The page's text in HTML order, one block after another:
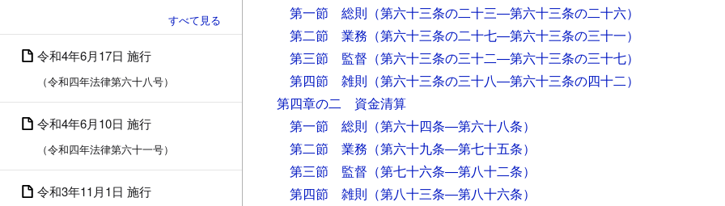
令和4年6月17日 施行
（令和四年法律第六十八号）
令和4年6月10日 施行
（令和四年法律第六十一号）
令和3年11月1日 施行
第一節 総則 （第六十三条の二十三―第六十三条の二十六）
第二節 業務 （第六十三条の二十七―第六十三条の三十一）
第三節 監督 （第六十三条の三十二―第六十三条の三十七）
第四節 雑則 （第六十三条の三十八―第六十三条の四十二）
第四章の二 資金清算
第一節 総則 （第六十四条―第六十八条）
第二節 業務 （第六十九条―第七十五条）
第三節 監督 （第七十六条―第八十二条）
第四節 雑則 （第八十三条―第八十六条）